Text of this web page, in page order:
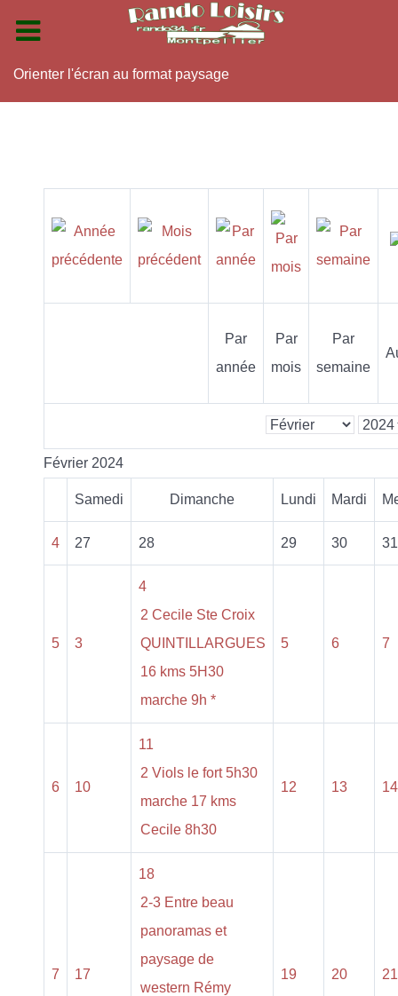
Orienter l'écran au format paysage
Par
année
Par
mois
Par
semaine
Février 2024
Samedi Dimanche Lundi Mardi
4 27 28 29 30 31
5 3
4
2 Cecile Ste Croix
QUINTILLARGUES
16 kms 5H30
marche 9h *
5 6 7
6 10
11
2 Viols le fort 5h30
marche 17 kms
Cecile 8h30
12 13 14
7 17
18
2-3 Entre beau
panoramas et
paysage de
western Rémy
19 20 21